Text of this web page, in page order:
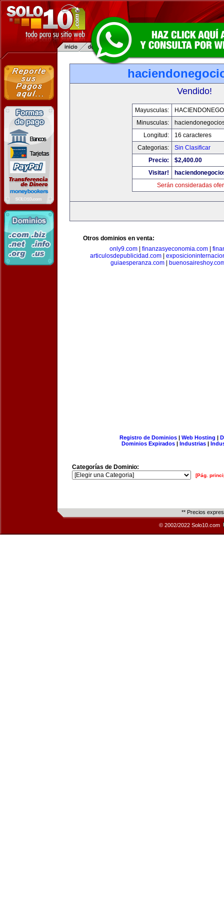
Vendido!
Mayusculas:
Minusculas:
Longitud:
16 caracteres
Categorias:
Sin Clasificar
Precio:
$2,400.00
Visitar!
Serán consideradas
Otros dominios en venta:
only9.com
finanzasyeconomia.com
articulosdepublicidad.com|
guiaesperanza.com
Registro de Dominios| Web Hosting |
Dominios Expirados | Industrias |
Categorías de Dominio:
[Pág.
** Precios
© 2002/2022 Solo10.com